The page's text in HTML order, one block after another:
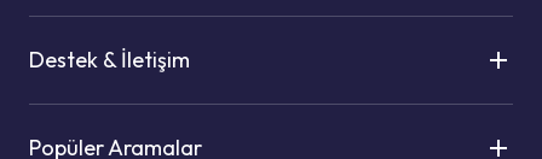
Destek & İletişim
Popüler Aramalar